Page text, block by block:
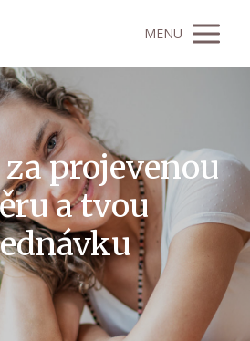
MENU
projevenou
a tvou